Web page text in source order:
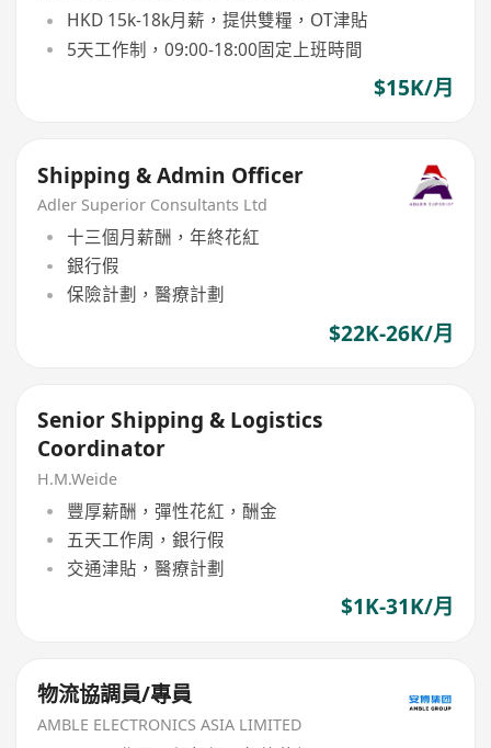
HKD 15k-18k月薪，提供雙糧，OT津貼
5天工作制，09:00-18:00固定上班時間
$15K/月
Shipping & Admin Officer
Adler Superior Consultants Ltd
十三個月薪酬，年終花紅
銀行假
保險計劃，醫療計劃
$22K-26K/月
Senior Shipping & Logistics
Coordinator
H.M.Weide
豐厚薪酬，彈性花紅，酬金
五天工作周，銀行假
交通津貼，醫療計劃
$1K-31K/月
物流協調員/專員
AMBLE ELECTRONICS ASIA LIMITED